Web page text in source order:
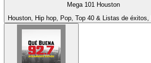
Mega 101 Houston
Houston, Hip hop, Pop, Top 40 & Listas de